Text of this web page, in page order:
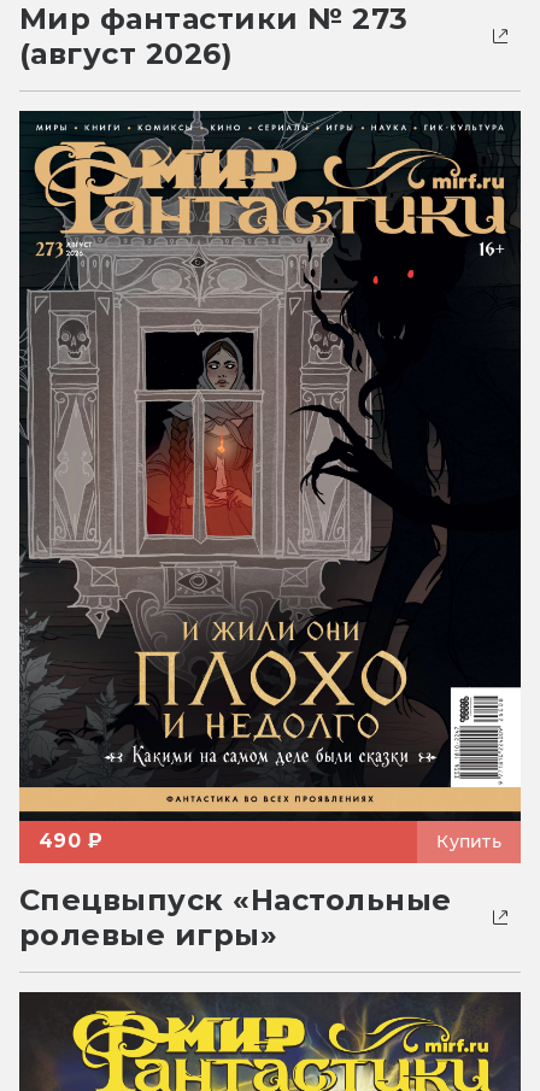
Мир фантастики № 273
(август 2026)
490 ₽ Купить
Спецвыпуск «Настольные
ролевые игры»